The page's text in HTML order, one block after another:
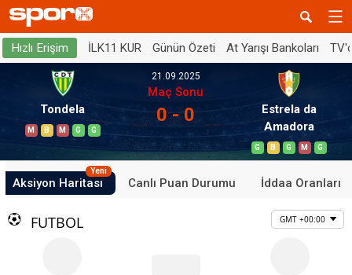
Hızlı Erişim İLK11 KUR Günün Özeti At Yarışı Bankoları
Tondela
M B M G G
21.09.2025
Maç Sonu
0 - 0
Estrela da
Amadora
G B G M G
Aksiyon Haritası
Yeni
Canlı Puan Durumu İddaa Oranları
FUTBOL GMT +00:00